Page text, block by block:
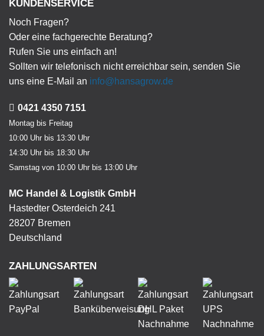
KUNDENSERVICE
Noch Fragen?
Oder eine fachgerechte Beratung?
Rufen Sie uns einfach an!
Sollten wir telefonisch nicht erreichbar sein, senden Sie
uns eine E-Mail an info@hansagrow.de
0421 4350 7151
Montag bis Freitag
10:00 Uhr bis 13:30 Uhr
14:30 Uhr bis 18:30 Uhr
Samstag von 10:00 Uhr bis 13:00 Uhr
MC Handel & Logistik GmbH
Hastedter Osterdeich 241
28207 Bremen
Deutschland
ZAHLUNGSARTEN